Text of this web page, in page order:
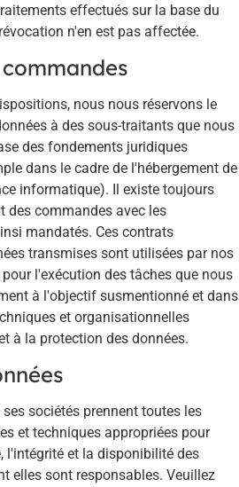
effectués sur la base du
n'en est pas affectée.
nous nous réservons le
à des sous-traitants que nous
des fondements juridiques
dans le cadre de l'hébergement de
informatique). Il existe toujours
des commandes avec les
mandatés. Ces contrats
transmises sont utilisées par nos
l'exécution des tâches que nous
à l'objectif susmentionné et dans
et organisationnelles
à la protection des données.
sociétés prennent toutes les
et techniques appropriées pour
l'intégrité et la disponibilité des
elles sont responsables. Veuillez